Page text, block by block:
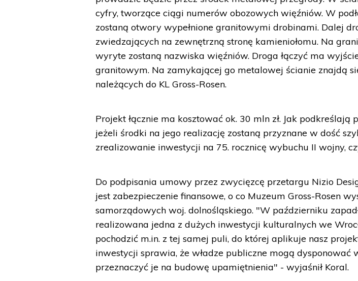
cyfry, tworzące ciągi numerów obozowych więźniów. W
zostaną otwory wypełnione granitowymi drobinami. Dalej
zwiedzających na zewnętrzną stronę kamieniołomu. Na
wyryte zostaną nazwiska więźniów. Droga łączyć ma
granitowym. Na zamykającej go metalowej ścianie znajdą
należących do KL Gross-Rosen.
Projekt łącznie ma kosztować ok. 30 mln zł. Jak
jeżeli środki na jego realizację zostaną przyznane w dość
zrealizowanie inwestycji na 75. rocznicę wybuchu II wojny,
Do podpisania umowy przez zwycięzcę przetargu Nizio
jest zabezpieczenie finansowe, o co Muzeum Gross-Rosen
samorządowych woj. dolnośląskiego. "W październiku
realizowana jedna z dużych inwestycji kulturalnych we
pochodzić m.in. z tej samej puli, do której aplikuje nasz
inwestycji sprawia, że władze publiczne mogą dysponować
przeznaczyć je na budowę upamiętnienia" - wyjaśnił Koral.